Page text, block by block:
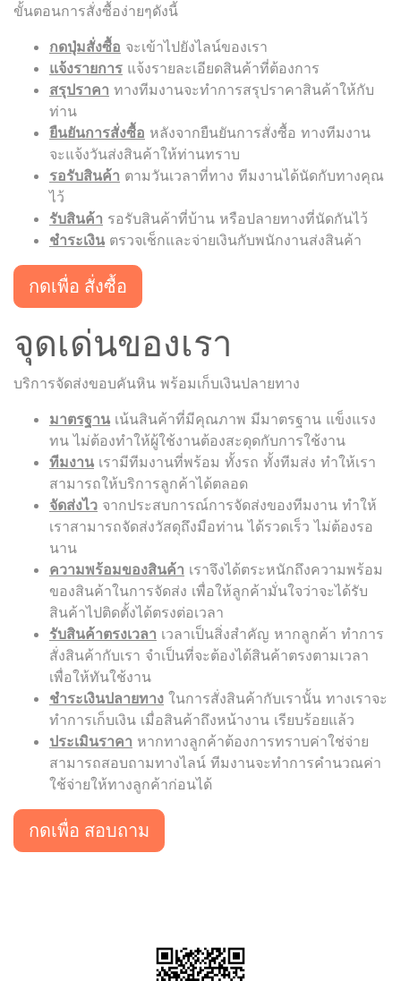
ขั้นตอนการสั่งซื้อง่ายๆดังนี้
กดปุ่มสั่งซื้อ จะเข้าไปยังไลน์ของเรา
แจ้งรายการ แจ้งรายละเอียดสินค้าที่ต้องการ
สรุปราคา ทางทีมงานจะทำการสรุปราคาสินค้าให้กับ
ท่าน
ยืนยันการสั่งซื้อ หลังจากยืนยันการสั่งซื้อ ทางทีมงาน
จะแจ้งวันส่งสินค้าให้ท่านทราบ
รอรับสินค้า ตามวันเวลาที่ทาง ทีมงานได้นัดกับทางคุณ
ไว้
รับสินค้า รอรับสินค้าที่บ้าน หรือปลายทางที่นัดกันไว้
ชำระเงิน ตรวจเช็กและจ่ายเงินกับพนักงานส่งสินค้า
กดเพื่อ สั่งซื้อ
จุดเด่นของเรา
บริการจัดส่งขอบคันหิน พร้อมเก็บเงินปลายทาง
มาตรฐาน เน้นสินค้าที่มีคุณภาพ มีมาตรฐาน แข็งแรง
ทน ไม่ต้องทำให้ผู้ใช้งานต้องสะดุดกับการใช้งาน
ทีมงาน เรามีทีมงานที่พร้อม ทั้งรถ ทั้งทีมส่ง ทำให้เรา
สามารถให้บริการลูกค้าได้ตลอด
จัดส่งไว จากประสบการณ์การจัดส่งของทีมงาน ทำให้
เราสามารถจัดส่งวัสดุถึงมือท่าน ได้รวดเร็ว ไม่ต้องรอ
นาน
ความพร้อมของสินค้า เราจึงได้ตระหนักถึงความพร้อม
ของสินค้าในการจัดส่ง เพื่อให้ลูกค้ามั่นใจว่าจะได้รับ
สินค้าไปติดตั้งได้ตรงต่อเวลา
รับสินค้าตรงเวลา เวลาเป็นสิ่งสำคัญ หากลูกค้า ทำการ
สั่งสินค้ากับเรา จำเป็นที่จะต้องได้สินค้าตรงตามเวลา
เพื่อให้ทันใช้งาน
ชำระเงินปลายทาง ในการสั่งสินค้ากับเรานั้น ทางเราจะ
ทำการเก็บเงิน เมื่อสินค้าถึงหน้างาน เรียบร้อยแล้ว
ประเมินราคา หากทางลูกค้าต้องการทราบค่าใช่จ่าย
สามารถสอบถามทางไลน์ ทีมงานจะทำการคำนวณค่า
ใช้จ่ายให้ทางลูกค้าก่อนได้
กดเพื่อ สอบถาม